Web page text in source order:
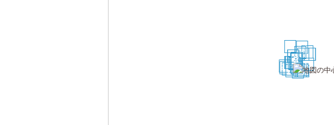
1
2
3
4
5
6
7
8
9
10
11
1213
14
15
16
1718
19
20
21
22
23
24
25
26 27
28
29
30